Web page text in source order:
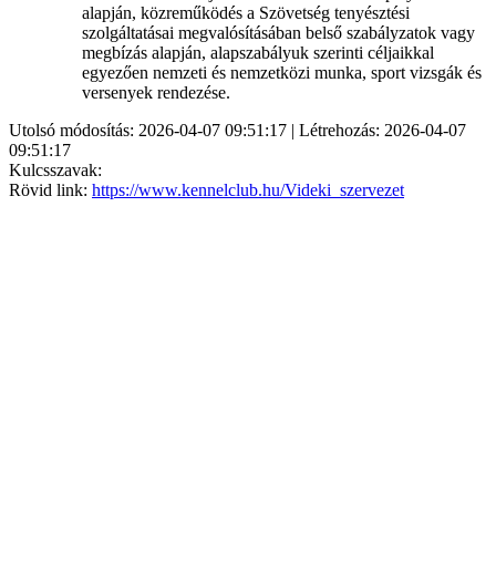
alapján, közreműködés a Szövetség tenyésztési
szolgáltatásai megvalósításában belső szabályzatok vagy
megbízás alapján, alapszabályuk szerinti céljaikkal
egyezően nemzeti és nemzetközi munka, sport vizsgák és
versenyek rendezése.
Utolsó módosítás: 2026-04-07 09:51:17 | Létrehozás: 2026-04-07
09:51:17
Kulcsszavak:
Rövid link: https://www.kennelclub.hu/Videki_szervezet